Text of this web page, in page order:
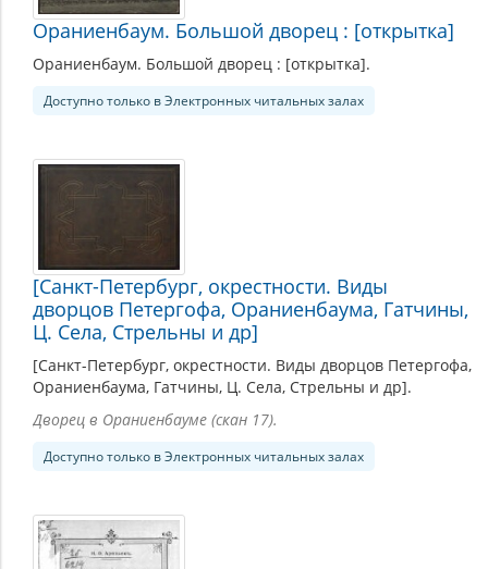
Ораниенбаум. Большой дворец : [открытка]
Ораниенбаум. Большой дворец : [открытка].
Доступно только в Электронных читальных залах
[Санкт-Петербург, окрестности. Виды
дворцов Петергофа, Ораниенбаума, Гатчины,
Ц. Села, Стрельны и др]
[Санкт-Петербург, окрестности. Виды дворцов Петергофа,
Ораниенбаума, Гатчины, Ц. Села, Стрельны и др].
Дворец в Ораниенбауме (скан 17).
Доступно только в Электронных читальных залах